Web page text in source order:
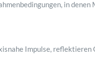
in
Impulse, reflektieren